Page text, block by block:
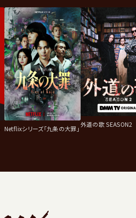
Netflixシリーズ「九条の大罪」
外道の歌 SEASON2